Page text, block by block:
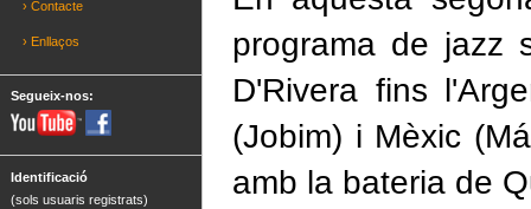
› Contacte
› Enllaços
Segueix-nos:
Identificació
(sols usuaris registrats)
programa de jazz
D'Rivera fins
(Jobim) i Mèxic
amb la bateria de